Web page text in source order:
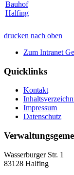
Bauhof
Halfing
drucken nach oben
Zum Intranet
Quicklinks
Kontakt
Impressum
Datenschutz
Wasserburger Str. 1
83128 Halfing